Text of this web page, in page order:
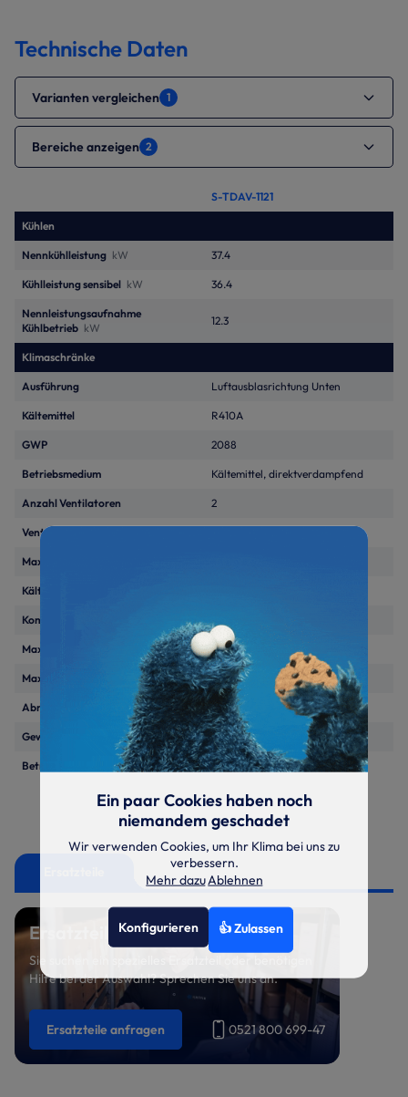
Technische Daten
Varianten vergleichen 1
Bereiche anzeigen 2
S-TDAV-1121
Kühlen
Nennkühlleistung kW 37.4
Kühlleistung sensibel kW 36.4
Nennleistungsaufnahme
Kühlbetrieb kW
12.3
Klimaschränke
Ausführung Luftausblasrichtung Unten
Kältemittel R410A
GWP 2088
Betriebsmedium Kältemittel, direktverdampfend
Anzahl Ventilatoren 2
Ventilatortyp
Max. Statischer Druck
Kältekreise, Anzahl
Kompressoren 2
Maximaler Luftvolumenstrom m³/h 11320
Max. Schalldruckpegel dB(A) 56
Abmessungen (H/B/T) mm 1960/1721/865 mm
Gewicht 548
Betriebsspannung 400V/3~/50Hz
Ersatzteil benötigt?
Sie suchen ein spezielles Ersatzteil oder benötigen
Hilfe bei der Auswahl? Sprechen Sie uns an.
Ersatzteile anfragen 0521 800 699-47
Ein paar Cookies haben noch
niemandem geschadet
Wir verwenden Cookies, um Ihr Klima bei uns zu
verbessern.
Mehr dazuAblehnen
Konfigurieren 👍 Zulassen